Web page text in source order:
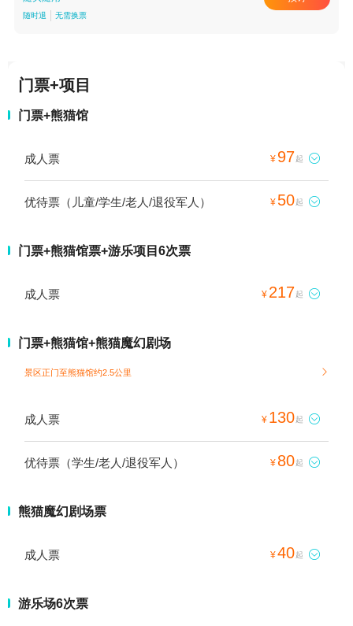
随时退 无需换票
门票+项目
门票+熊猫馆
成人票 ¥ 97起 
优待票（儿童/学生/老人/退役军人） ¥ 50起 
门票+熊猫馆票+游乐项目6次票
成人票 ¥ 217起 
门票+熊猫馆+熊猫魔幻剧场
景区正门至熊猫馆约2.5公里 
成人票 ¥ 130起 
优待票（学生/老人/退役军人） ¥ 80起 
熊猫魔幻剧场票
成人票 ¥40起 
游乐场6次票